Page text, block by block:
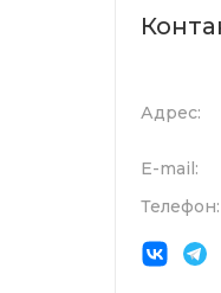
Адрес:
E-mail:
Телефон: